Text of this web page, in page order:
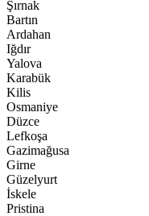
Şırnak
Bartın
Ardahan
Iğdır
Yalova
Karabük
Kilis
Osmaniye
Düzce
Lefkoşa
Gazimağusa
Girne
Güzelyurt
İskele
Pristina